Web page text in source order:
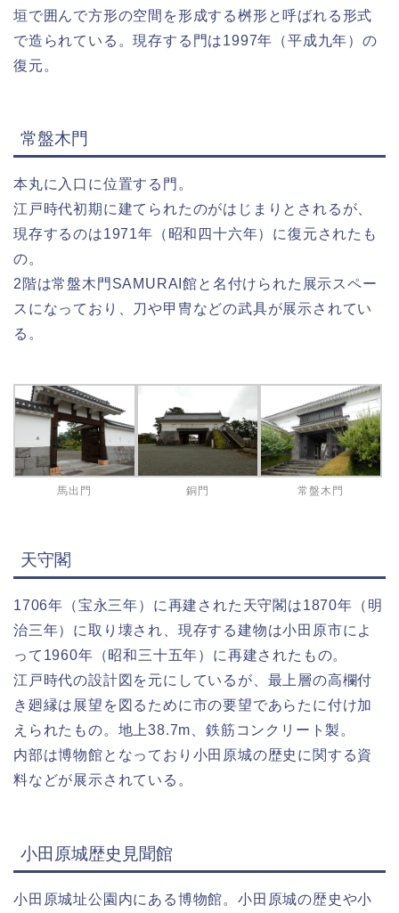
垣で囲んで方形の空間を形成する桝形と呼ばれる形式
で造られている。現存する門は1997年（平成九年）の
復元。
常盤木門
本丸に入口に位置する門。
江戸時代初期に建てられたのがはじまりとされるが、
現存するのは1971年（昭和四十六年）に復元されたも
の。
2階は常盤木門SAMURAI館と名付けられた展示スペー
スになっており、刀や甲冑などの武具が展示されてい
る。
馬出門 銅門 常盤木門
天守閣
1706年（宝永三年）に再建された天守閣は1870年（明
治三年）に取り壊され、現存する建物は小田原市によ
って1960年（昭和三十五年）に再建されたもの。
江戸時代の設計図を元にしているが、最上層の高欄付
き廻縁は展望を図るために市の要望であらたに付け加
えられたもの。地上38.7m、鉄筋コンクリート製。
内部は博物館となっており小田原城の歴史に関する資
料などが展示されている。
小田原城歴史見聞館
小田原城址公園内にある博物館。小田原城の歴史や小